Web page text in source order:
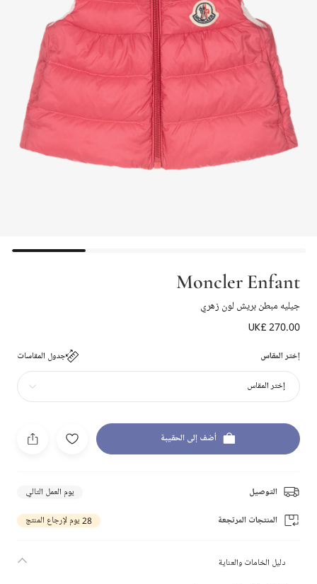
Moncler Enfant
جيليه مبطن بريش لون زهري
UK£ 270.00
إختر المقاس جدول المقاسات
إختر المقاس
أضف إلى الحقيبة
التوصيل يوم العمل التالي
المنتجات المرتجعة 28 يوم لإرجاع المنتج
دليل الخامات والعناية